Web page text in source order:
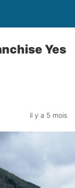
Yes
il y a 5 mois